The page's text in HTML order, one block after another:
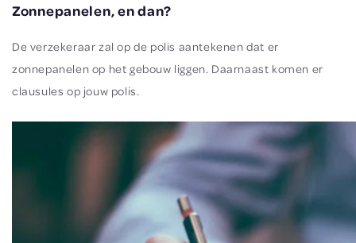
Zonnepanelen, en dan?
De verzekeraar zal op de polis aantekenen dat er
zonnepanelen op het gebouw liggen. Daarnaast komen er
clausules op jouw polis.